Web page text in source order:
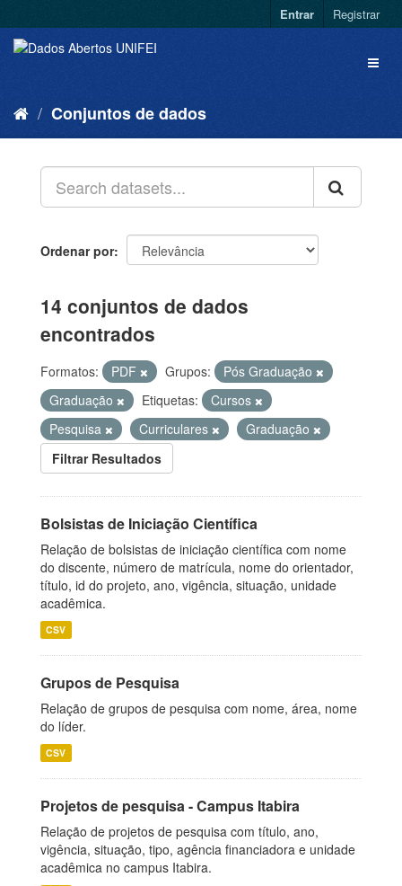
Entrar Registrar
Conjuntos de dados
Ordenar por
14 conjuntos de dados
encontrados
Formatos: PDF Grupos:
Pós Graduação
Graduação
Etiquetas:
Cursos
Pesquisa
Curriculares
Graduação
Filtrar Resultados
Bolsistas de Iniciação Científica
Relação de bolsistas de iniciação científica com nome
do discente, número de matrícula, nome do orientador,
título, id do projeto, ano, vigência, situação, unidade
acadêmica.
CSV
Grupos de Pesquisa
Relação de grupos de pesquisa com nome, área, nome
do líder.
CSV
Projetos de pesquisa - Campus Itabira
Relação de projetos de pesquisa com título, ano,
vigência, situação, tipo, agência financiadora e unidade
acadêmica no campus Itabira.